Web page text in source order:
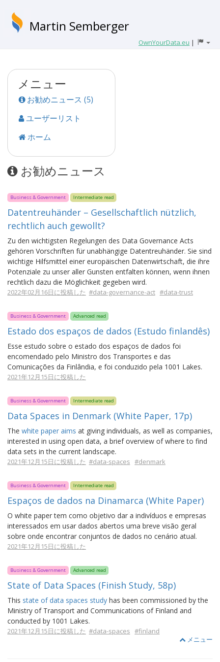
Martin Semberger
OwnYourData.eu |
メニュー
お勧めニュース (5)
ユーザーリスト
ホーム
お勧めニュース
Business & Government Intermediate read
Datentreuhänder – Gesellschaftlich nützlich,
rechtlich auch gewollt?
Zu den wichtigsten Regelungen des Data Governance Acts
gehören Vorschriften für unabhängige Datentreuhänder. Sie sind
wichtige Hilfsmittel einer europäischen Datenwirtschaft, die ihre
Potenziale zu unser aller Gunsten entfalten können, wenn ihnen
rechtlich dazu die Möglichkeit gegeben wird.
2022年02月16日に投稿した #data-governance-act #data-trust
Business & Government Advanced read
Estado dos espaços de dados (Estudo finlandês)
Esse estudo sobre o estado dos espaços de dados foi
encomendado pelo Ministro dos Transportes e das
Comunicações da Finlândia, e foi conduzido pela 1001 Lakes.
2021年12月15日に投稿した
Business & Government Intermediate read
Data Spaces in Denmark (White Paper, 17p)
The white paper aims at giving individuals, as well as companies,
interested in using open data, a brief overview of where to find
data sets in the current landscape.
2021年12月15日に投稿した #data-spaces #denmark
Business & Government Intermediate read
Espaços de dados na Dinamarca (White Paper)
O white paper tem como objetivo dar a indivíduos e empresas
interessados em usar dados abertos uma breve visão geral
sobre onde encontrar conjuntos de dados no cenário atual.
2021年12月15日に投稿した
Business & Government Advanced read
State of Data Spaces (Finish Study, 58p)
This state of data spaces study has been commissioned by the
Ministry of Transport and Communications of Finland and
conducted by 1001 Lakes.
2021年12月15日に投稿した #data-spaces #finland
メニュー